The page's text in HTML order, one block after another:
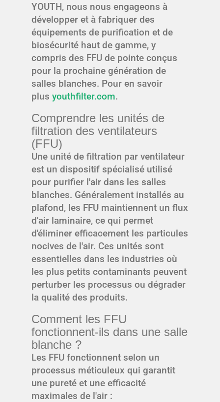
YOUTH, nous nous engageons à
développer et à fabriquer des
équipements de purification et de
biosécurité haut de gamme, y
compris des FFU de pointe conçus
pour la prochaine génération de
salles blanches. Pour en savoir
plus youthfilter.com.
Comprendre les unités de
filtration des ventilateurs
(FFU)
Une unité de filtration par ventilateur
est un dispositif spécialisé utilisé
pour purifier l'air dans les salles
blanches. Généralement installés au
plafond, les FFU maintiennent un flux
d'air laminaire, ce qui permet
d'éliminer efficacement les particules
nocives de l'air. Ces unités sont
essentielles dans les industries où
les plus petits contaminants peuvent
perturber les processus ou dégrader
la qualité des produits.
Comment les FFU
fonctionnent-ils dans une salle
blanche ?
Les FFU fonctionnent selon un
processus méticuleux qui garantit
une pureté et une efficacité
maximales de l'air :